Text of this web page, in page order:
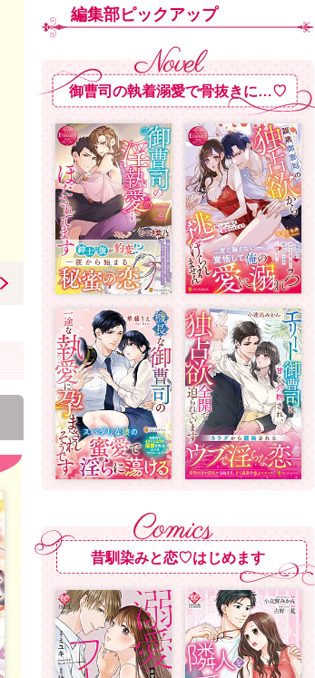
編集部ピックアップ
御曹司の執着溺愛で骨抜きに…♡
昔馴染みと恋♡はじめます